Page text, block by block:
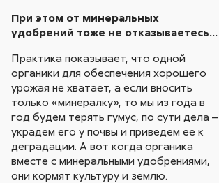
При этом от минеральных
удобрений тоже не отказываетесь…
Практика показывает, что одной
органики для обеспечения хорошего
урожая не хватает, а если вносить
только «минералку», то мы из года в
год будем терять гумус, по сути дела –
украдем его у почвы и приведем ее к
деградации. А вот когда органика
вместе с минеральными удобрениями,
они кормят культуру и землю.